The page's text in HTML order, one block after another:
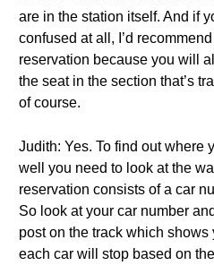
are in the station itself. And if
confused at all, I’d
reservation because you will
the seat in the section that’s
of course.
Judith: Yes. To find out where
well you need to look at the
reservation consists of a car
So look at your car number
post on the track which
each car will stop based on